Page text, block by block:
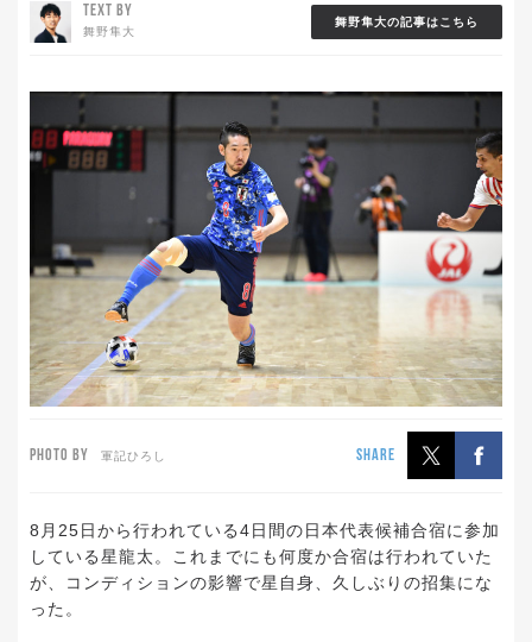
TEXT BY
舞野隼大
舞野隼大の記事はこちら
PHOTO BY 軍記ひろし SHARE
8月25日から行われている4日間の日本代表候補合宿に参加
している星龍太。これまでにも何度か合宿は行われていた
が、コンディションの影響で星自身、久しぶりの招集にな
った。